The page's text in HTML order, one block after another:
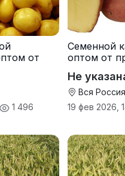
от
1 496
Семенной
оптом от
Не
Вся Россия
19 фев 2026,